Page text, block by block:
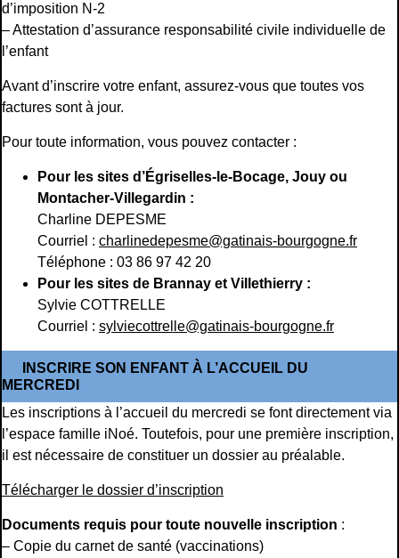
d’imposition N-2
– Attestation d’assurance responsabilité civile individuelle de
l’enfant
Avant d’inscrire votre enfant, assurez-vous que toutes vos
factures sont à jour.
Pour toute information, vous pouvez contacter :
Pour les sites d’Égriselles-le-Bocage, Jouy ou
Montacher-Villegardin :
Charline DEPESME
Courriel : charlinedepesme@gatinais-bourgogne.fr
Téléphone : 03 86 97 42 20
Pour les sites de Brannay et Villethierry :
Sylvie COTTRELLE
Courriel : sylviecottrelle@gatinais-bourgogne.fr
INSCRIRE SON ENFANT À L’ACCUEIL DU
MERCREDI
Les inscriptions à l’accueil du mercredi se font directement via
l’espace famille iNoé. Toutefois, pour une première inscription,
il est nécessaire de constituer un dossier au préalable.
Télécharger le dossier d’inscription
Documents requis pour toute nouvelle inscription :
– Copie du carnet de santé (vaccinations)